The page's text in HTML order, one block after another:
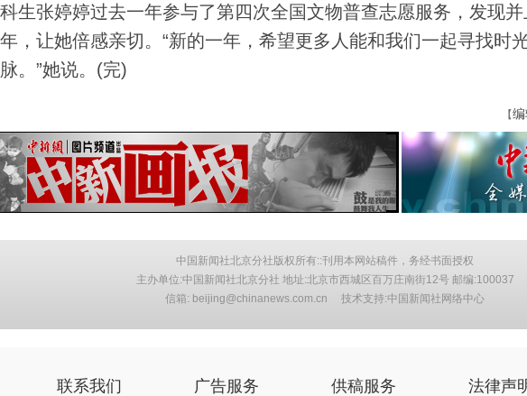
张婷婷过去一年参与了第四次全国文物普查志愿服务，发现并
，让她倍感亲切。“新的一年，希望更多人能和我们一起寻找时
。”她说。(完)
【
中国新闻社北京分社版权所有::刊用本网站稿件，务经书面授权
主办单位:中国新闻社北京分社 地址:北京市西城区百万庄南街12号 邮编:100037
信箱: beijing@chinanews.com.cn 技术支持:中国新闻社网络中心
联系我们 广告服务 供稿服务 法律声